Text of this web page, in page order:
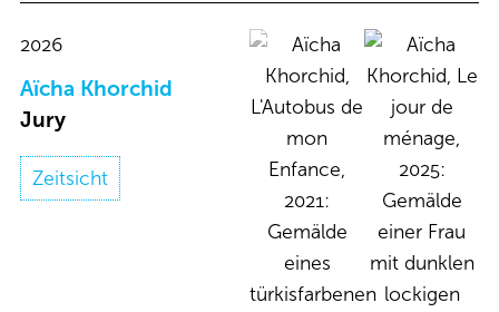
2026
Aïcha Khorchid
Jury
Zeitsicht